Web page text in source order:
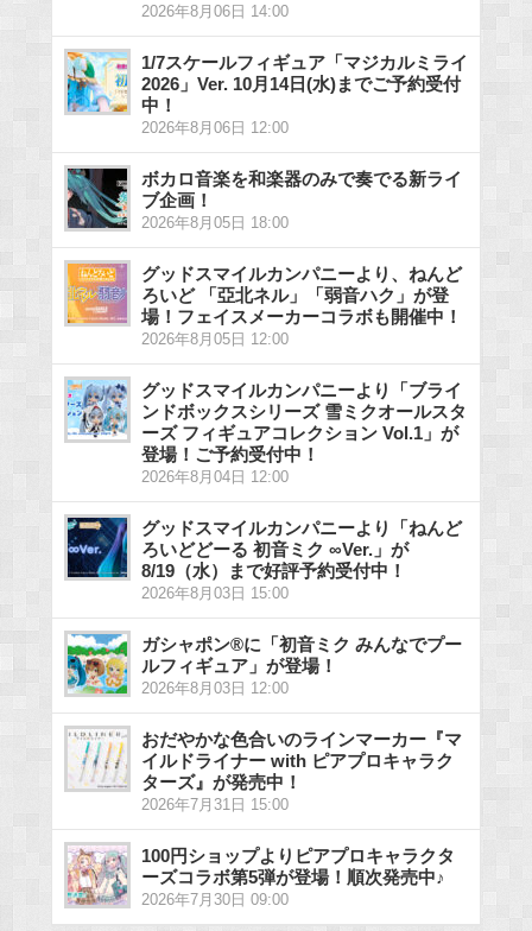
2026年8月06日 14:00
1/7スケールフィギュア「マジカルミライ
2026」Ver. 10月14日(水)までご予約受付
中！
2026年8月06日 12:00
ボカロ音楽を和楽器のみで奏でる新ライ
ブ企画！
2026年8月05日 18:00
グッドスマイルカンパニーより、ねんど
ろいど 「亞北ネル」「弱音ハク」が登
場！フェイスメーカーコラボも開催中！
2026年8月05日 12:00
グッドスマイルカンパニーより「ブライ
ンドボックスシリーズ 雪ミクオールスタ
ーズ フィギュアコレクション Vol.1」が
登場！ご予約受付中！
2026年8月04日 12:00
グッドスマイルカンパニーより「ねんど
ろいどどーる 初音ミク ∞Ver.」が
8/19（水）まで好評予約受付中！
2026年8月03日 15:00
ガシャポン®に「初音ミク みんなでプー
ルフィギュア」が登場！
2026年8月03日 12:00
おだやかな色合いのラインマーカー『マ
イルドライナー with ピアプロキャラク
ターズ』が発売中！
2026年7月31日 15:00
100円ショップよりピアプロキャラクタ
ーズコラボ第5弾が登場！順次発売中♪
2026年7月30日 09:00